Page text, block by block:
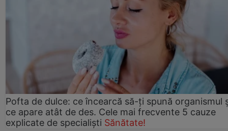
Pofta de dulce: ce încearcă să-ți spună organismul
ce apare atât de des. Cele mai frecvente 5 cauze
explicate de specialiști Sănătate!